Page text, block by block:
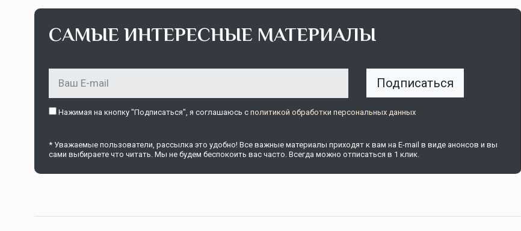
САМЫЕ ИНТЕРЕСНЫЕ МАТЕРИАЛЫ
Подписаться
Нажимая на кнопку "Подписаться", я соглашаюсь c политикой обработки персональных данных
* Уважаемые пользователи, рассылка это удобно! Все важные материалы приходят к вам на E-mail в виде анонсов и вы
сами выбираете что читать. Мы не будем беспокоить вас часто. Всегда можно отписаться в 1 клик.